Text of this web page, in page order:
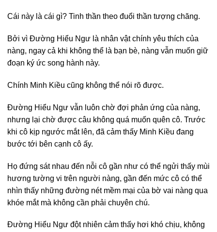
Cái này là cái gì? Tinh thần theo đuổi thần tượng chăng.
Bởi vì Đường Hiểu Ngư là nhân vật chính yêu thích của
nàng, ngay cả khi không thể là bạn bè, nàng vẫn muốn giữ
đoạn ký ức song hành này.
Chính Minh Kiều cũng không thể nói rõ được.
Đường Hiểu Ngư vẫn luôn chờ đợi phản ứng của nàng,
nhưng lại chờ được câu không quá muốn quên cô. Trước
khi cô kịp ngước mắt lên, đã cảm thấy Minh Kiều đang
bước tới bên cạnh cô ấy.
Họ đứng sát nhau đến nỗi cô gần như có thể ngửi thấy mùi
hương tường vi trên người nàng, gần đến mức cô có thể
nhìn thấy những đường nét mềm mại của bờ vai nàng qua
khóe mắt mà không cần phải chuyên chú.
Đường Hiểu Ngư đột nhiên cảm thấy hơi khó chịu, không